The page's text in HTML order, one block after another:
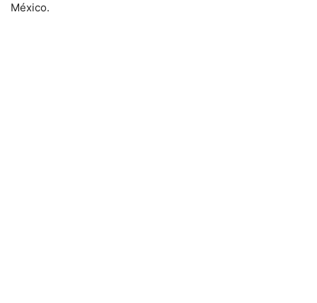
México.